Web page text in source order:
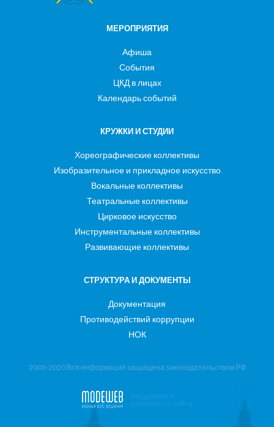
МЕРОПРИЯТИЯ
Афиша
События
ЦКД в лицах
Календарь событий
КРУЖКИ И СТУДИИ
Хореографические коллективы
Изобразительное и прикладное искусство
Вокальные коллективы
Театральные коллективы
Цирковое искусство
Инструментальные коллективы
Развивающие коллективы
СТРУКТУРА И ДОКУМЕНТЫ
Документация
Противодействий коррупции
НОК
2003-2020 Вся информация защищена законодательством РФ
поддержка и
разработка сайта